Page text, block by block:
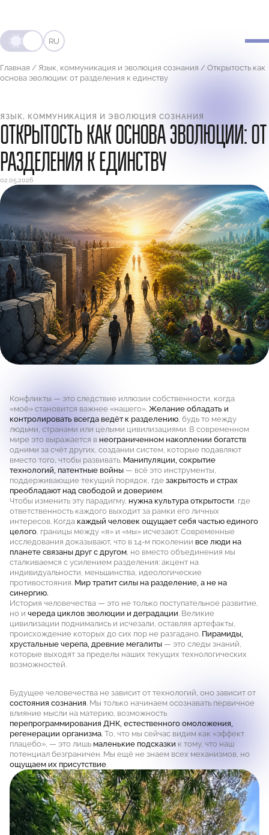
RU
Главная / Язык, коммуникация и эволюция сознания / Открытость как
основа эволюции: от разделения к единству
ЯЗЫК, КОММУНИКАЦИЯ И ЭВОЛЮЦИЯ СОЗНАНИЯ
ОТКРЫТОСТЬ КАК ОСНОВА ЭВОЛЮЦИИ: ОТ
РАЗДЕЛЕНИЯ К ЕДИНСТВУ
02.05.2026
Конфликты — это следствие иллюзии собственности, когда
«моё» становится важнее «нашего».Желание обладать и
контролировать всегда ведёт к разделению , будь то между
людьми, странами или целыми цивилизациями. В современном
мире это выражается в неограниченном накоплении богатств
одними за счёт других, создании систем, которые подавляют
вместо того, чтобы развивать. Манипуляции, сокрытие
технологий, патентные войны — всё это инструменты,
поддерживающие текущий порядок, гдезакрытость и страх
преобладают над свободой и доверием.
Чтобы изменить эту парадигму, нужна культура открытости , где
ответственность каждого выходит за рамки его личных
интересов. Когда каждый человек ощущает себя частью единого
целого , границы между «я» и «мы» исчезают. Современные
исследования доказывают, что в 14-м поколении все люди на
планете связаны друг с другом , но вместо объединения мы
сталкиваемся с усилением разделения: акцент на
индивидуальности, меньшинства, идеологические
противостояния. Мир тратит силы на разделение, а не на
синергию.
История человечества — это не только поступательное развитие,
но ичереда циклов эволюции и деградации. Великие
цивилизации поднимались и исчезали, оставляя артефакты,
происхождение которых до сих пор не разгадано. Пирамиды,
хрустальные черепа, древние мегалиты — это следы знаний,
которые выходят за пределы наших текущих технологических
возможностей.
Будущее человечества не зависит от технологий, оно зависит от
состояния сознания. Мы только начинаем осознавать первичное
влияние мысли на материю, возможность
перепрограммирования ДНК, естественного омоложения,
регенерации организма. То, что мы сейчас видим как «эффект
плацебо», — это лишь маленькие подсказки к тому, что наш
потенциал безграничен. Мы ещё не знаем всех механизмов, но
ощущаем их присутствие.